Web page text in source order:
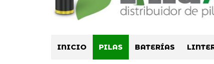
INICIO PILAS BATERÍAS